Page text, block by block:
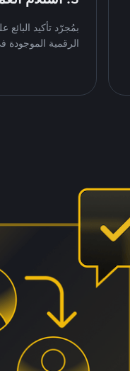
بمُجرّد تأكيد
الرقمية الموجودة